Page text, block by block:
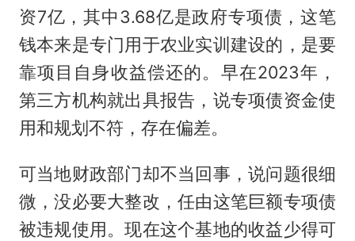
资7亿，其中3.68亿是政府专项债，这笔
钱本来是专门用于农业实训建设的，是要
靠项目自身收益偿还的。早在2023年，
第三方机构就出具报告，说专项债资金使
用和规划不符，存在偏差。
可当地财政部门却不当回事，说问题很细
微，没必要大整改，任由这笔巨额专项债
被违规使用。现在这个基地的收益少得可